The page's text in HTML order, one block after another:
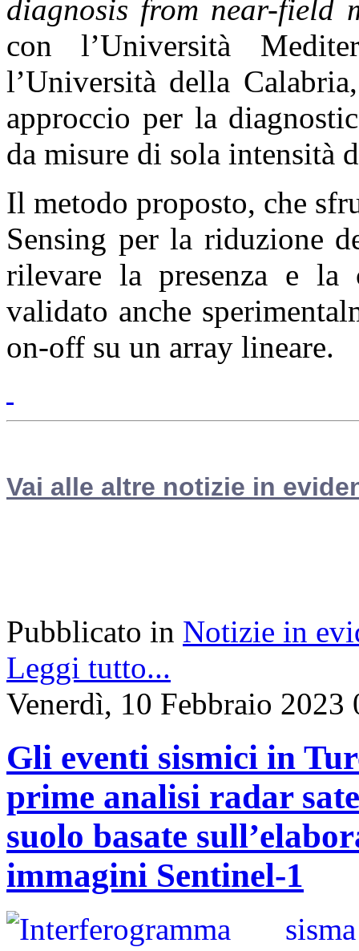
diagnosis from near-field
con l’Università
l’Università della
approccio per la
da misure di sola intensità
Il metodo proposto, che
Sensing per la riduzione
rilevare la presenza e la
validato anche
on-off su un array lineare.
Vai alle altre notizie in
Pubblicato in Notizie in
Leggi tutto...
Venerdì, 10 Febbraio 2023
Gli eventi sismici in
prime analisi radar
suolo basate
immagini Sentinel-1